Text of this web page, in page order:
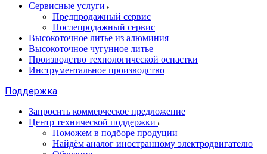
Сервисные услуги
Предпродажный сервис
Послепродажный сервис
Высокоточное литье из алюминия
Высокоточное чугунное литье
Производство технологической оснастки
Инструментальное производство
Поддержка
Запросить коммерческое предложение
Центр технической поддержки
Поможем в подборе продуции
Найдём аналог иностранному электродвигателю